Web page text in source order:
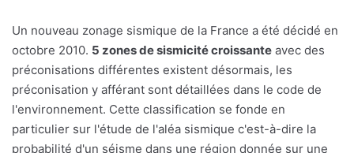
Un nouveau zonage sismique de la France a été décidé en
octobre 2010. 5 zones de sismicité croissante avec des
préconisations différentes existent désormais, les
préconisation y afférant sont détaillées dans le code de
l'environnement. Cette classification se fonde en
particulier sur l'étude de l'aléa sismique c'est-à-dire la
probabilité d'un séisme dans une région donnée sur une